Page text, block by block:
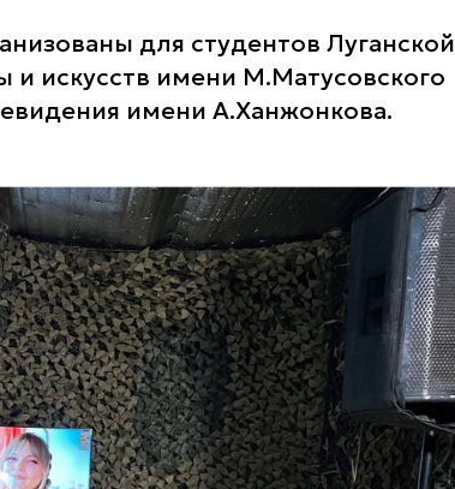
для студентов Луганской
и искусств имени М.Матусовского
имени А.Ханжонкова.